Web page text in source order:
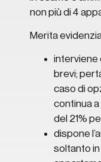
non più di 4
Merita
interviene
brevi;
caso di
continua
del 21%
dispone
soltanto in